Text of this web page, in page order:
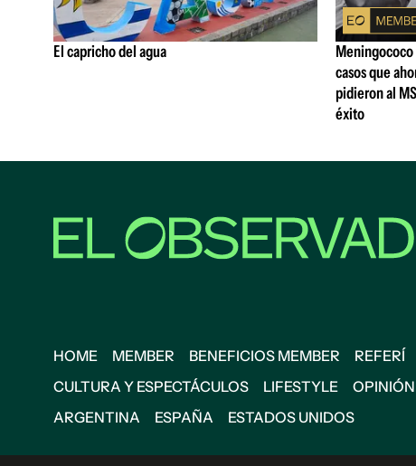
El capricho del agua
casos que
pidieron al
éxito
HOME MEMBER BENEFICIOS MEMBER REFERÍ
CULTURA Y ESPECTÁCULOS
LIFESTYLE OPINIÓN
ARGENTINA
ESPAÑA ESTADOS UNIDOS